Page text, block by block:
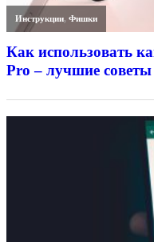
Инструкции,Фишки
Как использовать
Pro – лучшие советы